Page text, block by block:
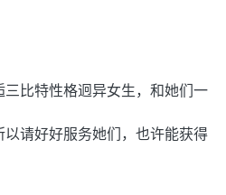
比特性格迥异女生，和她们一
请好好服务她们，也许能获得